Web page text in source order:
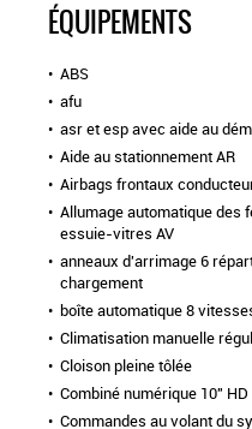
ÉQUIPEMENTS
ABS
afu
asr et esp avec aide au
Aide au stationnement AR
Airbags frontaux
Allumage automatique des
essuie-vitres AV
anneaux d'arrimage 6
chargement
boîte automatique 8
Climatisation manuelle
Cloison pleine tôlée
Combiné numérique 10"
Commandes au volant du